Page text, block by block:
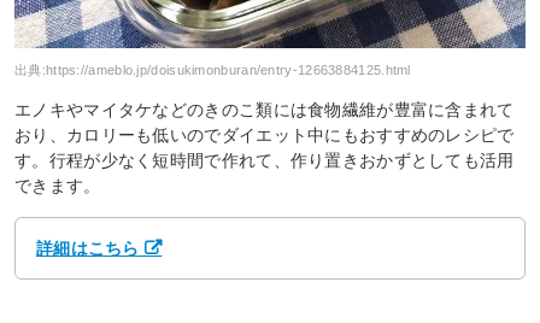
出典:https://ameblo.jp/doisukimonburan/entry-12663884125.html
エノキやマイタケなどのきのこ類には食物繊維が豊富に含まれて
おり、カロリーも低いのでダイエット中にもおすすめのレシピで
す。行程が少なく短時間で作れて、作り置きおかずとしても活用
できます。
詳細はこちら